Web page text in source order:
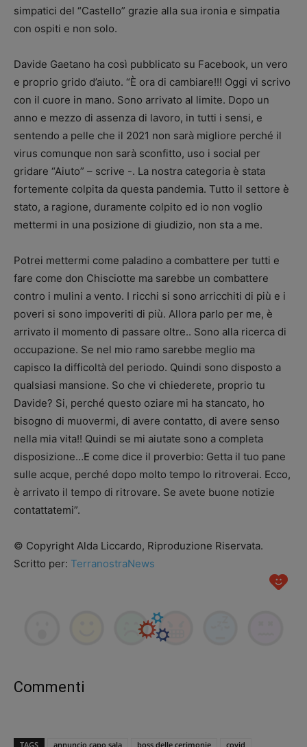
simpatici del “Castello” grazie alla sua ironia e simpatia
con ospiti e non solo.
Davide Gaetano ha così pubblicato su Facebook, un vero
e proprio grido d’aiuto. “È ora di cambiare!!! Oggi vi scrivo
con il cuore in mano. Sono arrivato al limite. Dopo un
anno e mezzo di assenza di lavoro, in tutti i sensi, e
sentendo a pelle che il 2021 non sarà migliore perché il
virus comunque non sarà sconfitto, uso i social per
gridare “Aiuto” – scrive -. La nostra categoria è stata
fortemente colpita da questa pandemia. Tutto il settore è
stato, a ragione, duramente colpito ed io non voglio
mettermi in una posizione di giudizio, non sta a me.
Potrei mettermi come paladino a combattere per tutti e
fare come don Chisciotte ma sarebbe un combattere
contro i mulini a vento. I ricchi si sono arricchiti di più e i
poveri si sono impoveriti di più. Allora parlo per me, è
arrivato il momento di passare oltre.. Sono alla ricerca di
occupazione. Se nel mio ramo sarebbe meglio ma
capisco la difficoltà del periodo. Quindi sono disposto a
qualsiasi mansione. So che vi chiederete, proprio tu
Davide? Si, perché questo oziare mi ha stancato, ho
bisogno di muovermi, di avere contatto, di avere senso
nella mia vita!! Quindi se mi aiutate sono a completa
disposizione…E come dice il proverbio: Getta il tuo pane
sulle acque, perché dopo molto tempo lo ritroverai. Ecco,
è arrivato il tempo di ritrovare. Se avete buone notizie
contattatemi”.
© Copyright Alda Liccardo, Riproduzione Riservata.
Scritto per: TerranostraNews
Commenti
TAGS annuncio capo sala boss delle cerimonie
covid